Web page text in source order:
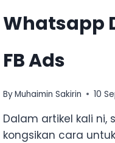
Whatsapp
FB Ads
ByMuhaimin Sakirin 10
Dalam artikel kali ni,
kongsikan cara